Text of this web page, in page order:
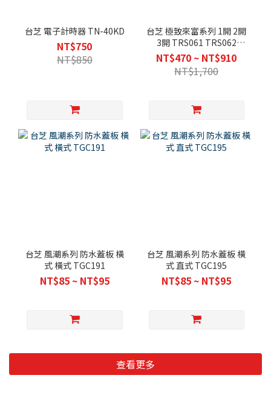
台芝 電子計時器 TN-40KD
NT$750
NT$850
台芝 極致來富系列 1開 2開
3開 TRS061 TRS062
TRS063
NT$470 ~ NT$910
NT$1,700
台芝 風潮系列 防水蓋板 橫
式 橫式 TGC191
NT$85 ~ NT$95
台芝 風潮系列 防水蓋板 橫
式 直式 TGC195
NT$85 ~ NT$95
查看更多